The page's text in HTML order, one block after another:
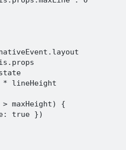
lineHeight
maxHeight) {
true })